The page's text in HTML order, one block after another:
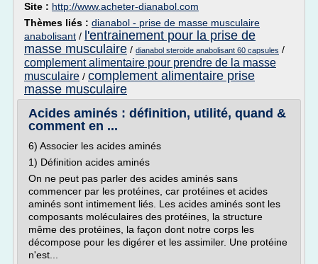
Site : http://www.acheter-dianabol.com
Thèmes liés : dianabol - prise de masse musculaire
anabolisant / l'entrainement pour la prise de
masse musculaire / dianabol steroide anabolisant 60 capsules /
complement alimentaire pour prendre de la masse
musculaire / complement alimentaire prise
masse musculaire
Acides aminés : définition, utilité, quand &
comment en ...
6) Associer les acides aminés
1) Définition acides aminés
On ne peut pas parler des acides aminés sans
commencer par les protéines, car protéines et acides
aminés sont intimement liés. Les acides aminés sont les
composants moléculaires des protéines, la structure
même des protéines, la façon dont notre corps les
décompose pour les digérer et les assimiler. Une protéine
n'est...